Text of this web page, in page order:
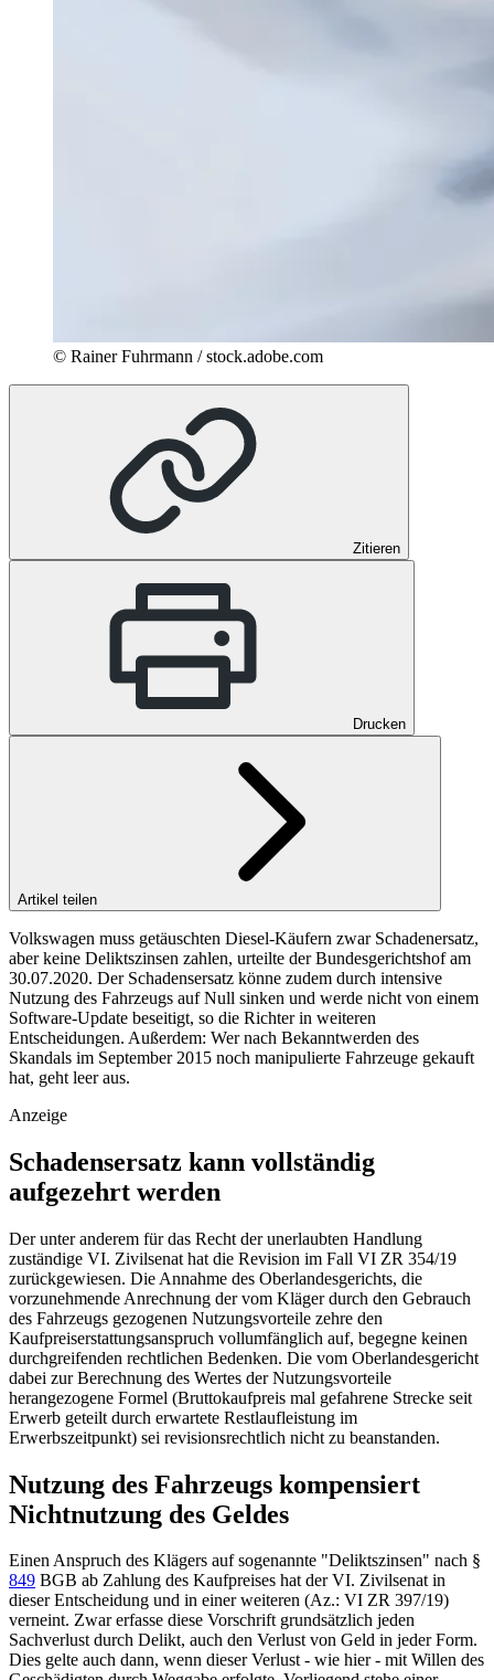
© Rainer Fuhrmann / stock.adobe.com
Zitieren
Drucken
Artikel teilen
Volkswagen muss getäuschten Diesel-Käufern zwar Schadenersatz,
aber keine Deliktszinsen zahlen, urteilte der Bundesgerichtshof am
30.07.2020. Der Schadensersatz könne zudem durch intensive
Nutzung des Fahrzeugs auf Null sinken und werde nicht von einem
Software-Update beseitigt, so die Richter in weiteren
Entscheidungen. Außerdem: Wer nach Bekanntwerden des
Skandals im September 2015 noch manipulierte Fahrzeuge gekauft
hat, geht leer aus.
Anzeige
Schadensersatz kann vollständig
aufgezehrt werden
Der unter anderem für das Recht der unerlaubten Handlung
zuständige VI. Zivilsenat hat die Revision im Fall VI ZR 354/19
zurückgewiesen. Die Annahme des Oberlandesgerichts, die
vorzunehmende Anrechnung der vom Kläger durch den Gebrauch
des Fahrzeugs gezogenen Nutzungsvorteile zehre den
Kaufpreiserstattungsanspruch vollumfänglich auf, begegne keinen
durchgreifenden rechtlichen Bedenken. Die vom Oberlandesgericht
dabei zur Berechnung des Wertes der Nutzungsvorteile
herangezogene Formel (Bruttokaufpreis mal gefahrene Strecke seit
Erwerb geteilt durch erwartete Restlaufleistung im
Erwerbszeitpunkt) sei revisionsrechtlich nicht zu beanstanden.
Nutzung des Fahrzeugs kompensiert
Nichtnutzung des Geldes
Einen Anspruch des Klägers auf sogenannte "Deliktszinsen" nach §
849 BGB ab Zahlung des Kaufpreises hat der VI. Zivilsenat in
dieser Entscheidung und in einer weiteren (Az.: VI ZR 397/19)
verneint. Zwar erfasse diese Vorschrift grundsätzlich jeden
Sachverlust durch Delikt, auch den Verlust von Geld in jeder Form.
Dies gelte auch dann, wenn dieser Verlust - wie hier - mit Willen des